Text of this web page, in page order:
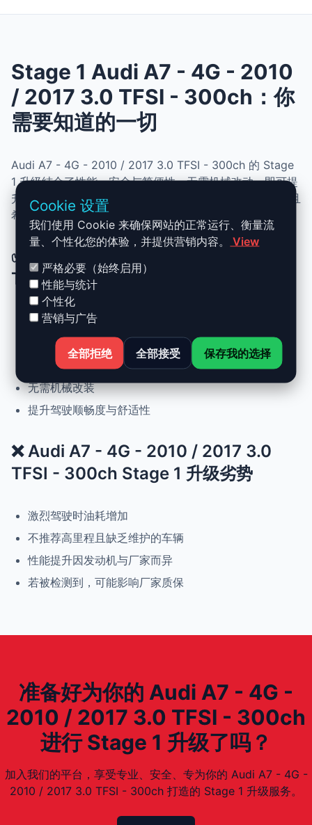
Stage 1 Audi A7 - 4G - 2010
/ 2017 3.0 TFSI - 300ch：你
需要知道的一切
Audi A7 - 4G - 2010 / 2017 3.0 TFSI - 300ch 的 Stage
1 升级结合了性能、安全与简便性。无需机械改动，即可提
升动力、扭矩并优化油耗。非常适合追求更灵敏驾驶体验且
希望保持原厂可靠性的车主。
✅ Audi A7 - 4G - 2010 / 2017 3.0
TFSI - 300ch Stage 1 升级优势
动力提升高达 +30%，扭矩提升 +25%
正常驾驶下优化油耗
可随时恢复原厂设置
无需机械改装
提升驾驶顺畅度与舒适性
❌ Audi A7 - 4G - 2010 / 2017 3.0
TFSI - 300ch Stage 1 升级劣势
激烈驾驶时油耗增加
不推荐高里程且缺乏维护的车辆
性能提升因发动机与厂家而异
若被检测到，可能影响厂家质保
准备好为你的 Audi A7 - 4G -
2010 / 2017 3.0 TFSI - 300ch
进行 Stage 1 升级了吗？
加入我们的平台，享受专业、安全、专为你的 Audi A7 - 4G -
2010 / 2017 3.0 TFSI - 300ch 打造的 Stage 1 升级服务。
Cookie 设置
我们使用 Cookie 来确保网站的正常运行、衡量流
量、个性化您的体验，并提供营销内容。
View
严格必要（始终启用）
性能与统计
个性化
营销与广告
全部拒绝 全部接受 保存我的选择